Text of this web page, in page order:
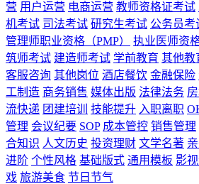
营 用户运营 电商运营 教师资格证考试
机考试 司法考试 研究生考试 公务员考
管理师职业资格（PMP）
执业医师资
筑师考试 建造师考试 学前教育 其他教
客服咨询 其他岗位 酒店餐饮 金融保险
工制造 商务销售 媒体出版 法律法务
流快递 团建培训 技能提升 入职离职
管理 会议纪要 SOP 成本管控 销售管理
合知识 人文历史 投资理财 文学名著
进阶 个性风格 基础版式 通用模板 影
戏 旅游美食 节日节气